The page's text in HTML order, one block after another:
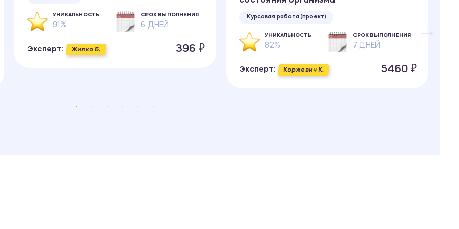
УНИКАЛЬНОСТЬ
91%
СРОК ВЫПОЛНЕНИЯ
6 ДНЕЙ
Эксперт: Жилко Б. 396 ₽
Курсовая работа (проект)
УНИКАЛЬНОСТЬ
82%
СРОК ВЫПОЛНЕНИЯ
7 ДНЕЙ
Эксперт: Коржевич К. 5460 ₽